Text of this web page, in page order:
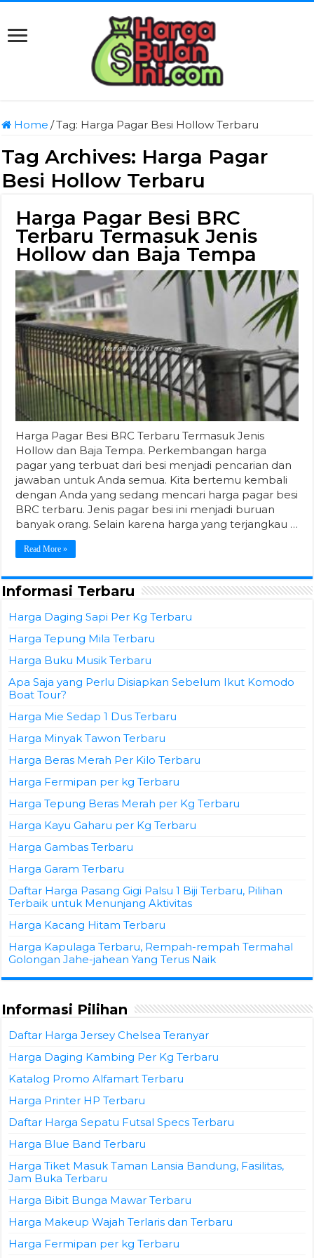
Home /Tag: Harga Pagar Besi Hollow Terbaru
Tag Archives: Harga Pagar
Besi Hollow Terbaru
Harga Pagar Besi BRC
Terbaru Termasuk Jenis
Hollow dan Baja Tempa
Harga Pagar Besi BRC Terbaru Termasuk Jenis
Hollow dan Baja Tempa. Perkembangan harga
pagar yang terbuat dari besi menjadi pencarian dan
jawaban untuk Anda semua. Kita bertemu kembali
dengan Anda yang sedang mencari harga pagar besi
BRC terbaru. Jenis pagar besi ini menjadi buruan
banyak orang. Selain karena harga yang terjangkau …
Read More »
Informasi Terbaru
Harga Daging Sapi Per Kg Terbaru
Harga Tepung Mila Terbaru
Harga Buku Musik Terbaru
Apa Saja yang Perlu Disiapkan Sebelum Ikut Komodo
Boat Tour?
Harga Mie Sedap 1 Dus Terbaru
Harga Minyak Tawon Terbaru
Harga Beras Merah Per Kilo Terbaru
Harga Fermipan per kg Terbaru
Harga Tepung Beras Merah per Kg Terbaru
Harga Kayu Gaharu per Kg Terbaru
Harga Gambas Terbaru
Harga Garam Terbaru
Daftar Harga Pasang Gigi Palsu 1 Biji Terbaru, Pilihan
Terbaik untuk Menunjang Aktivitas
Harga Kacang Hitam Terbaru
Harga Kapulaga Terbaru, Rempah-rempah Termahal
Golongan Jahe-jahean Yang Terus Naik
Informasi Pilihan
Daftar Harga Jersey Chelsea Teranyar
Harga Daging Kambing Per Kg Terbaru
Katalog Promo Alfamart Terbaru
Harga Printer HP Terbaru
Daftar Harga Sepatu Futsal Specs Terbaru
Harga Blue Band Terbaru
Harga Tiket Masuk Taman Lansia Bandung, Fasilitas,
Jam Buka Terbaru
Harga Bibit Bunga Mawar Terbaru
Harga Makeup Wajah Terlaris dan Terbaru
Harga Fermipan per kg Terbaru